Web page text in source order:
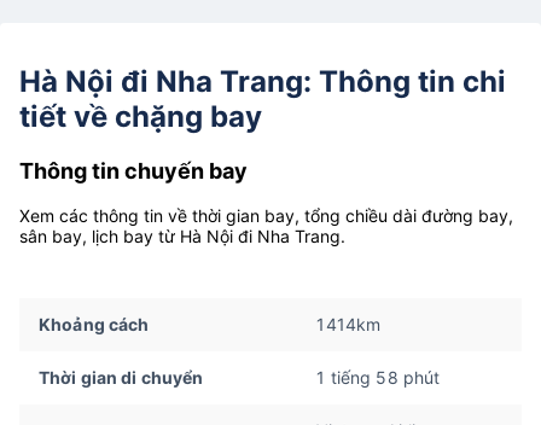
Hà Nội đi Nha Trang: Thông tin chi
tiết về chặng bay
Thông tin chuyến bay
Xem các thông tin về thời gian bay, tổng chiều dài đường bay,
sân bay, lịch bay từ Hà Nội đi Nha Trang.
Khoảng cách 1414km
Thời gian di chuyển 1 tiếng 58 phút